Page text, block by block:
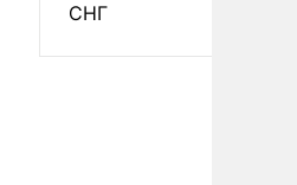
СНГ